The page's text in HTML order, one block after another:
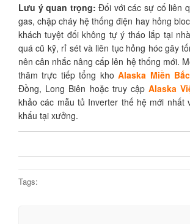
Lưu ý quan trọng: Đối với các sự cố liên
gas, chập cháy hệ thống điện hay hỏng
khách tuyệt đối không tự ý tháo lắp tại
quá cũ kỹ, rỉ sét và liên tục hỏng hóc gây
nên cân nhắc nâng cấp lên hệ thống mới.
thăm trực tiếp tổng khoAlaska Miền Bắc
Đồng, Long Biên hoặc truy cậpAlaska
khảo các mẫu tủ Inverter thế hệ mới nhất
khấu tại xưởng.
Tags: